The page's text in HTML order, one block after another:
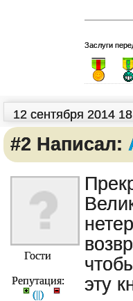
Заслуги
12 сентября 2014
#2 Написал:
Гости
Репутация:
(||)
эту